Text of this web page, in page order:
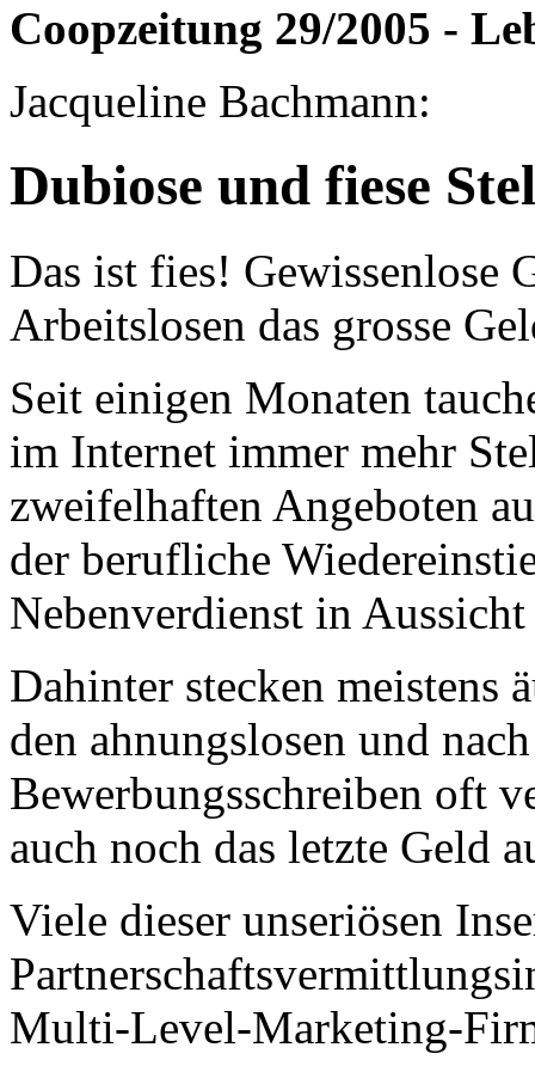
Coopzeitung 29/2005 -
Jacqueline Bachmann:
Dubiose und fiese
Das ist fies! Gewissenlose
Arbeitslosen das grosse
Seit einigen Monaten
im Internet immer mehr
zweifelhaften Angeboten
der berufliche
Nebenverdienst in
Dahinter stecken meistens
den ahnungslosen und
Bewerbungsschreiben oft
auch noch das letzte Geld
Viele dieser unseriösen
Multi-Level-Marketing-